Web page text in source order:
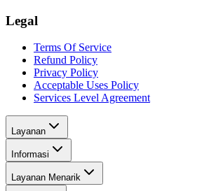
Legal
Terms Of Service
Refund Policy
Privacy Policy
Acceptable Uses Policy
Services Level Agreement
Layanan
Informasi
Layanan Menarik